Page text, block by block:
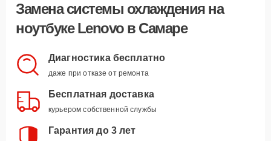
Замена системы охлажденияна
ноутбуке Lenovo в Самаре
Диагностика бесплатно
даже при отказе от ремонта
Бесплатная доставка
курьером собственной службы
Гарантия до 3 лет